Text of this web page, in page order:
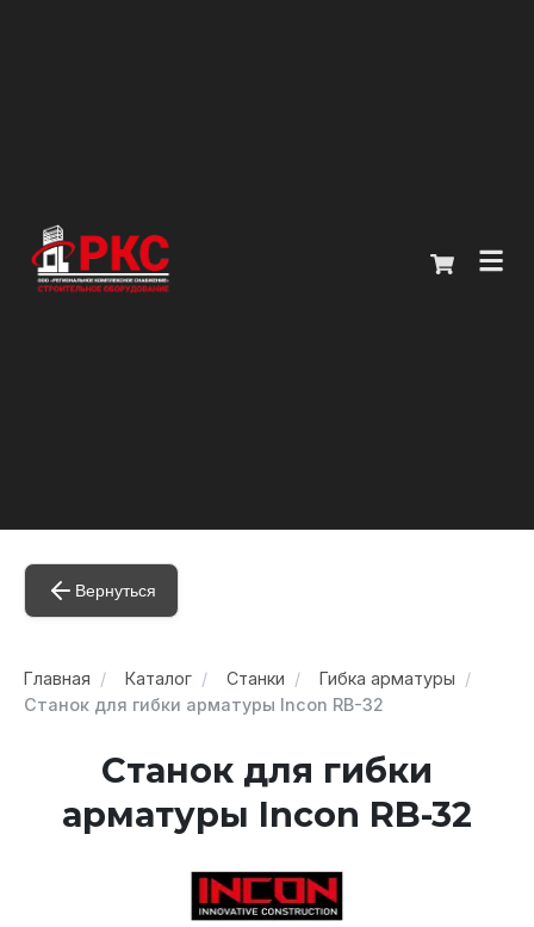
Вернуться
Главная Каталог Станки
Гибка арматуры
Станок для гибки арматуры Incon RB-32
Станок для гибки
арматуры Incon RB-32